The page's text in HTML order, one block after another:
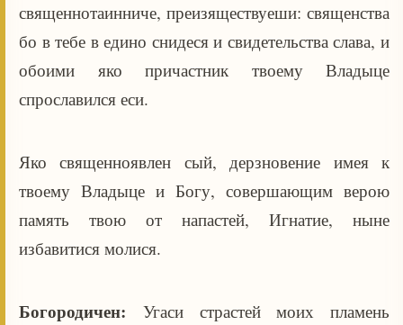
священнотаинниче, преизяществуеши: священства
бо в тебе в едино снидеся и свидетельства слава, и
обоими яко причастник твоему Владыце
спрославился еси.
Яко священноявлен сый, дерзновение имея к
твоему Владыце и Богу, совершающим верою
память твою от напастей, Игнатие, ныне
избавитися молися.
Богородичен: Угаси страстей моих пламень